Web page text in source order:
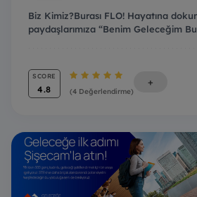
Biz Kimiz?Burası FLO! Hayatına
paydaşlarımıza “Benim Geleceğim
SCORE
4.8 (4 Değerlendirme)
+